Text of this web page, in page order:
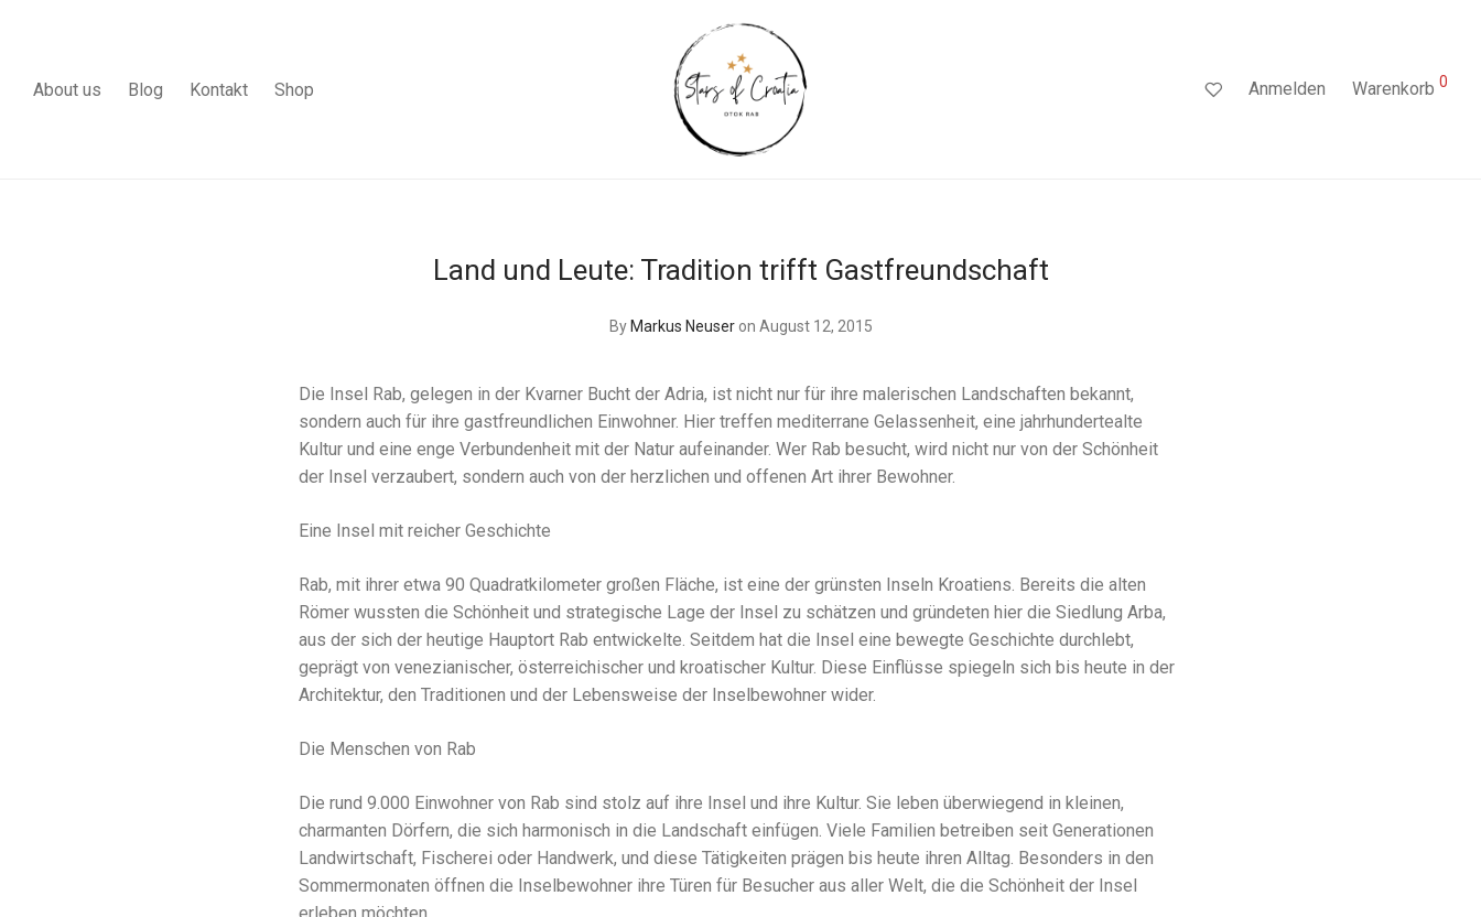
About us Blog Kontakt Shop Anmelden Warenkorb 0
Land und Leute: Tradition trifft Gastfreundschaft
By Markus Neuser on August 12, 2015
Die Insel Rab, gelegen in der Kvarner Bucht der Adria, ist nicht nur für ihre malerischen Landschaften bekannt,
sondern auch für ihre gastfreundlichen Einwohner. Hier treffen mediterrane Gelassenheit, eine jahrhundertealte
Kultur und eine enge Verbundenheit mit der Natur aufeinander. Wer Rab besucht, wird nicht nur von der Schönheit
der Insel verzaubert, sondern auch von der herzlichen und offenen Art ihrer Bewohner.
Eine Insel mit reicher Geschichte
Rab, mit ihrer etwa 90 Quadratkilometer großen Fläche, ist eine der grünsten Inseln Kroatiens. Bereits die alten
Römer wussten die Schönheit und strategische Lage der Insel zu schätzen und gründeten hier die Siedlung Arba,
aus der sich der heutige Hauptort Rab entwickelte. Seitdem hat die Insel eine bewegte Geschichte durchlebt,
geprägt von venezianischer, österreichischer und kroatischer Kultur. Diese Einflüsse spiegeln sich bis heute in der
Architektur, den Traditionen und der Lebensweise der Inselbewohner wider.
Die Menschen von Rab
Die rund 9.000 Einwohner von Rab sind stolz auf ihre Insel und ihre Kultur. Sie leben überwiegend in kleinen,
charmanten Dörfern, die sich harmonisch in die Landschaft einfügen. Viele Familien betreiben seit Generationen
Landwirtschaft, Fischerei oder Handwerk, und diese Tätigkeiten prägen bis heute ihren Alltag. Besonders in den
Sommermonaten öffnen die Inselbewohner ihre Türen für Besucher aus aller Welt, die die Schönheit der Insel